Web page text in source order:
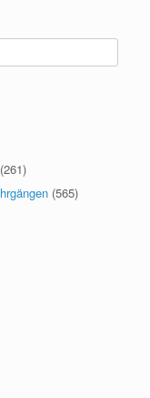
(261)
(565)